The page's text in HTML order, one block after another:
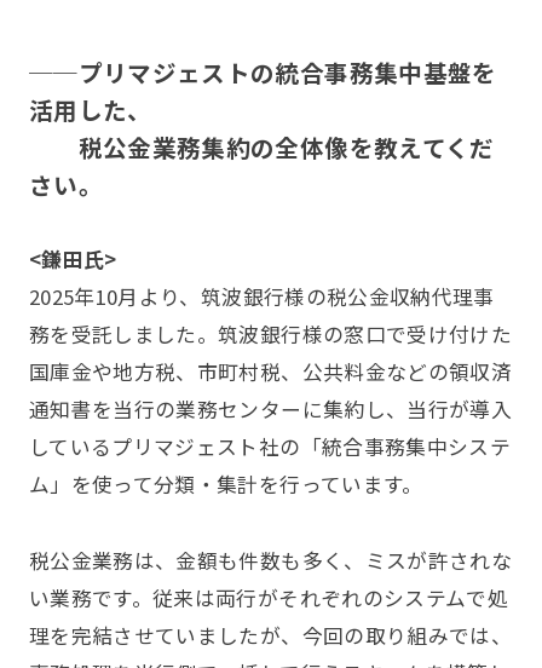
──プリマジェストの統合事務集中基盤を
活用した、
税公金業務集約の全体像を教えてくだ
さい。
<鎌田氏>
2025年10月より、筑波銀行様の税公金収納代理事
務を受託しました。筑波銀行様の窓口で受け付けた
国庫金や地方税、市町村税、公共料金などの領収済
通知書を当行の業務センターに集約し、当行が導入
しているプリマジェスト社の「統合事務集中システ
ム」を使って分類・集計を行っています。
税公金業務は、金額も件数も多く、ミスが許されな
い業務です。従来は両行がそれぞれのシステムで処
理を完結させていましたが、今回の取り組みでは、